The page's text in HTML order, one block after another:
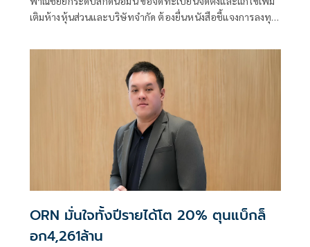
เติมห้างหุ้นส่วนและบริษัทจำกัด ต้องยื่นหนังสือชี้แจงการลงทุน
ORN มั่นใจทั้งปีรายได้โต 20% ตุนแบ็กล็
อก4,261ล้าน